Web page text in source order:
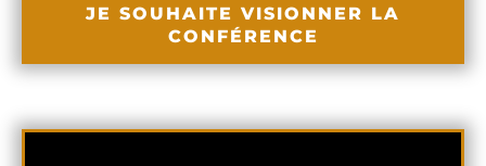
JE SOUHAITE VISIONNER LA
CONFÉRENCE